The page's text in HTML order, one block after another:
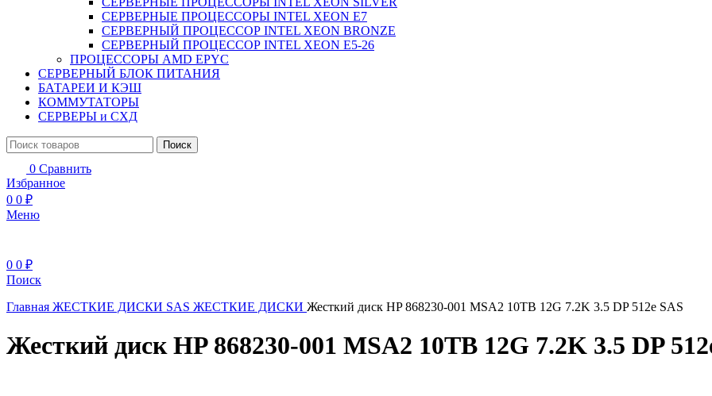
СЕРВЕРНЫЕ ПРОЦЕССОРЫ INTEL XEON Е7
СЕРВЕРНЫЙ ПРОЦЕССОР INTEL XEON BRONZE
СЕРВЕРНЫЙ ПРОЦЕССОР INTEL XEON Е5-26
ПРОЦЕССОРЫ AMD EPYC
СЕРВЕРНЫЙ БЛОК ПИТАНИЯ
БАТАРЕИ И КЭШ
КОММУТАТОРЫ
СЕРВЕРЫ и СХД
Поиск
0 Сравнить
Избранное
0 0 ₽
Меню
0 0 ₽
Поиск
Главная ЖЕСТКИЕ ДИСКИ SAS ЖЕСТКИЕ ДИСКИ Жесткий диск HP 868230-001 MSA2 10TB 12G 7.2K 3.5 DP 512e SAS
Жесткий диск HP 868230-001 MSA2 10TB 12G 7.2K 3.5 DP